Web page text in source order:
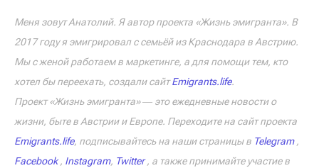
Меня зовут Анатолий. Я автор проекта «Жизнь эмигранта». В
2017 году я эмигрировал с семьёй из Краснодара в Австрию.
Мы с женой работаем в маркетинге, а для помощи тем, кто
хотел бы переехать, создали сайтEmigrants.life.
Проект «Жизнь эмигранта» ― это ежедневные новости о
жизни, быте в Австрии и Европе. Переходите на сайт проекта
Emigrants.life, подписывайтесь на наши страницы в Telegram,
Facebook, Instagram, Twitter, а также принимайте участие в